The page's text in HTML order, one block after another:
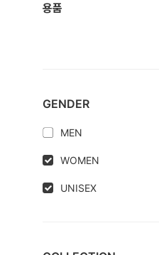
용품
GENDER
MEN
WOMEN
UNISEX